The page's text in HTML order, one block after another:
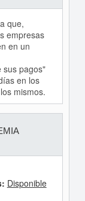
que,
empresas
en un
sus pagos"
en los
mismos.
Disponible